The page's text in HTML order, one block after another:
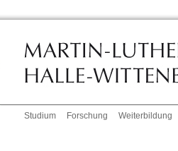
Studium Forschung Weiterbildung